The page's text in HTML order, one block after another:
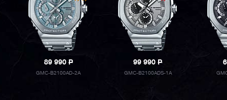
89 990P
GMC-B2100AD-2A
99 990P
GMC-B2100ADS-1A